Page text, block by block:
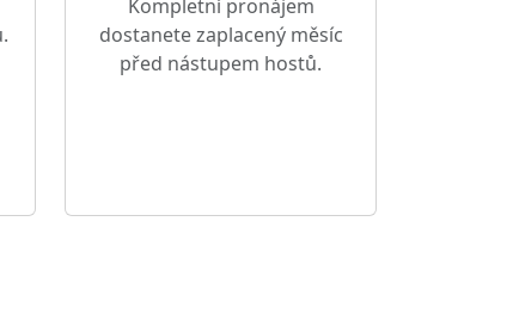
Kompletní pronájem
dostanete zaplacený měsíc
před nástupem hostů.